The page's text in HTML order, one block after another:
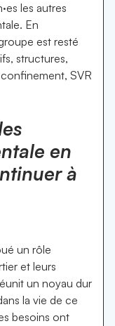
les autres
En
est resté
structures,
SVR
en
à
un rôle
et leurs
un noyau dur
la vie de ce
besoins ont